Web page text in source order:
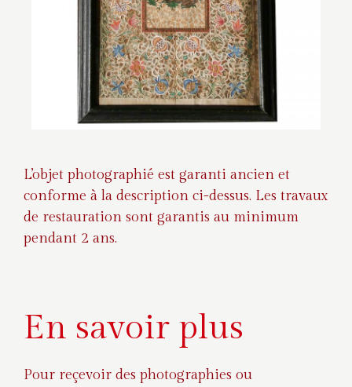
L’objet photographié est garanti ancien et
conforme à la description ci-dessus. Les travaux
de restauration sont garantis au minimum
pendant 2 ans.
En savoir plus
Pour reçevoir des photographies ou